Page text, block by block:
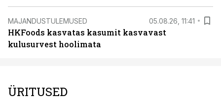
MAJANDUSTULEMUSED 05.08.26, 11:41
HKFoods kasvatas kasumit kasvavast
kulusurvest hoolimata
ÜRITUSED